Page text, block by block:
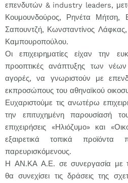
επενδυτών & industry leaders,
Κουμουνδούρος, Ρηνέτα Μήτση,
Σαπουντζή, Κωνσταντίνος
Καμπουροπούλου.
Οι επιχειρηματίες είχαν την
προοπτικές ανάπτυξης των
αγορές, να γνωριστούν με
εκπροσώπους του αθηναϊκού
Ευχαριστούμε τις ανωτέρω
την επιτυχημένη παρουσίασή
επιχειρήσεις «Ηλιόζυμο» και
εξαιρετικά τοπικά
παρευρισκόμενους.
Η ΑΝ.ΚΑ Α.Ε. σε συνεργασία με
θα συνεχίσει τις δράσεις της